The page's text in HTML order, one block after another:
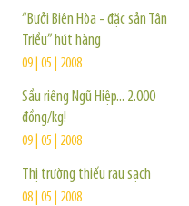
“Bưởi Biên Hòa - đặc sản Tân
Triều” hút hàng
09 | 05 | 2008
Sầu riêng Ngũ Hiệp... 2.000
đồng/kg!
09 | 05 | 2008
Thị trường thiếu rau sạch
08 | 05 | 2008